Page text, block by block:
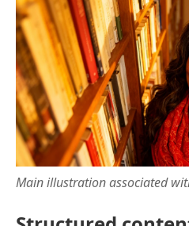
Main illustration associated